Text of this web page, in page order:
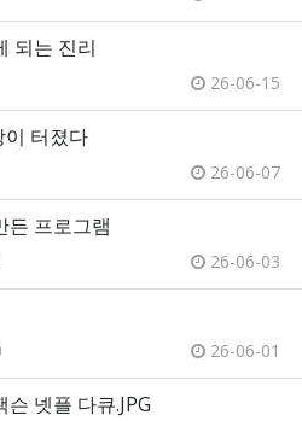
되는 진리
26-06-15
이 터졌다
26-06-07
든 프로그램
26-06-03
26-06-01
넷플 다큐.JPG